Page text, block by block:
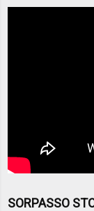
SORPASSO